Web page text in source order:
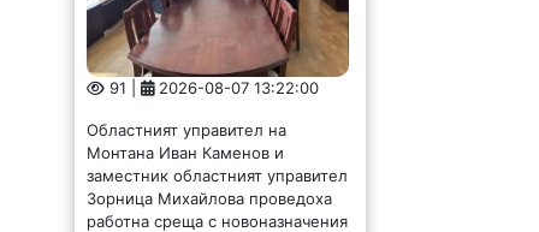
91 | 2026-08-07 13:22:00
Областният управител на
Монтана Иван Каменов и
заместник областният управител
Зорница Михайлова проведоха
работна среща с новоназначения